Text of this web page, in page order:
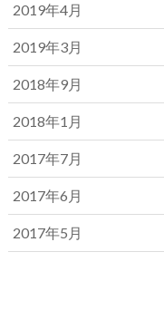
2019年4月
2019年3月
2018年9月
2018年1月
2017年7月
2017年6月
2017年5月